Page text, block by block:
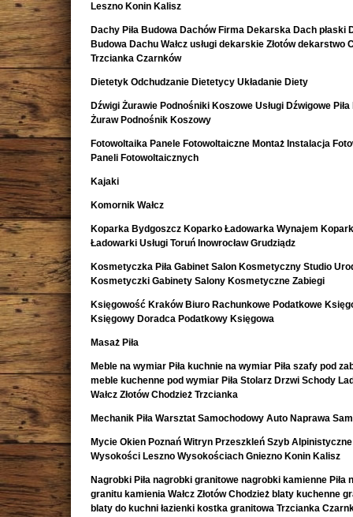
Leszno Konin Kalisz
Dachy Piła Budowa Dachów Firma Dekarska Dach płaski
Budowa Dachu Wałcz usługi dekarskie Złotów dekarstwo
Trzcianka Czarnków
Dietetyk Odchudzanie Dietetycy Układanie Diety
Dźwigi Żurawie Podnośniki Koszowe Usługi Dźwigowe Piła
Żuraw Podnośnik Koszowy
Fotowoltaika Panele Fotowoltaiczne Montaż Instalacja
Paneli Fotowoltaicznych
Kajaki
Komornik Wałcz
Koparka Bydgoszcz Koparko Ładowarka Wynajem
Ładowarki Usługi Toruń Inowrocław Grudziądz
Kosmetyczka Piła Gabinet Salon Kosmetyczny Studio
Kosmetyczki Gabinety Salony Kosmetyczne Zabiegi
Księgowość Kraków Biuro Rachunkowe Podatkowe
Księgowy Doradca Podatkowy Księgowa
Masaż Piła
Meble na wymiar Piła kuchnie na wymiar Piła szafy pod
meble kuchenne pod wymiar Piła Stolarz Drzwi Schody
Wałcz Złotów Chodzież Trzcianka
Mechanik Piła Warsztat Samochodowy Auto Naprawa
Mycie Okien Poznań Witryn Przeszkleń Szyb
Wysokości Leszno Wysokościach Gniezno Konin Kalisz
Nagrobki Piła nagrobki granitowe nagrobki kamienne Piła
granitu kamienia Wałcz Złotów Chodzież blaty kuchenne
blaty do kuchni łazienki kostka granitowa Trzcianka